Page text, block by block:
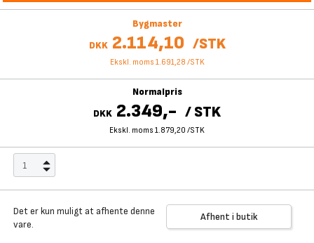
Bygmaster
DKK 2.114,10 /STK
Ekskl. moms 1.691,28 /STK
Normalpris
DKK 2.349,- /STK
Ekskl. moms 1.879,20 /STK
Det er kun muligt at afhente denne
vare.
Afhent i butik